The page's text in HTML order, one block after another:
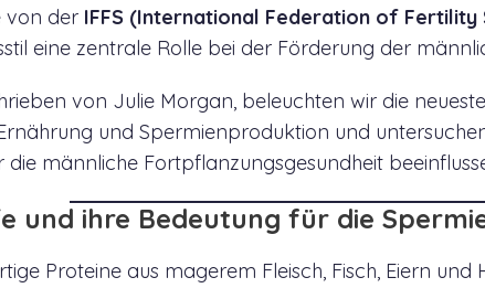
von der IFFS (International Federation of Fertility
eine zentrale Rolle bei der Förderung der
von Julie Morgan, beleuchten wir die
und Spermienproduktion und
männliche Fortpflanzungsgesundheit
und ihre Bedeutung für die
Proteine aus magerem Fleisch, Fisch, Eiern